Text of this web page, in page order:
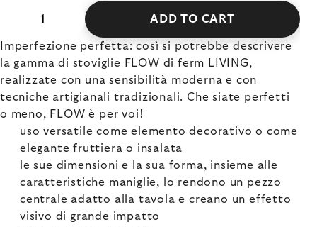
ADD TO CART
Imperfezione perfetta: così si potrebbe descrivere
la gamma di stoviglie FLOW di ferm LIVING,
realizzate con una sensibilità moderna e con
tecniche artigianali tradizionali. Che siate perfetti
o meno, FLOW è per voi!
uso versatile come elemento decorativo o come
elegante fruttiera o insalata
le sue dimensioni e la sua forma, insieme alle
caratteristiche maniglie, lo rendono un pezzo
centrale adatto alla tavola e creano un effetto
visivo di grande impatto